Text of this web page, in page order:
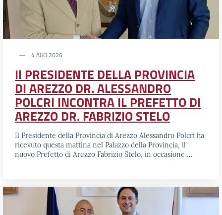
4 AGO 2026
Il PRESIDENTE DELLA PROVINCIA
DI AREZZO DR. ALESSANDRO
POLCRI INCONTRA IL PREFETTO DI
AREZZO DR. FABRIZIO STELO
Il Presidente della Provincia di Arezzo Alessandro Polcri ha
ricevuto questa mattina nel Palazzo della Provincia, il
nuovo Prefetto di Arezzo Fabrizio Stelo, in occasione …